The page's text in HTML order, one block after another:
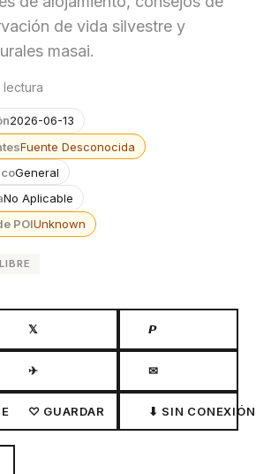
de vida silvestre y
masai.
lectura
2026-06-13
Fuente Desconocida
General
No Aplicable
POIUnknown
𝕏 𝙋
✈ ✉
♡ GUARDAR ⬇ SIN CONEXIÓN